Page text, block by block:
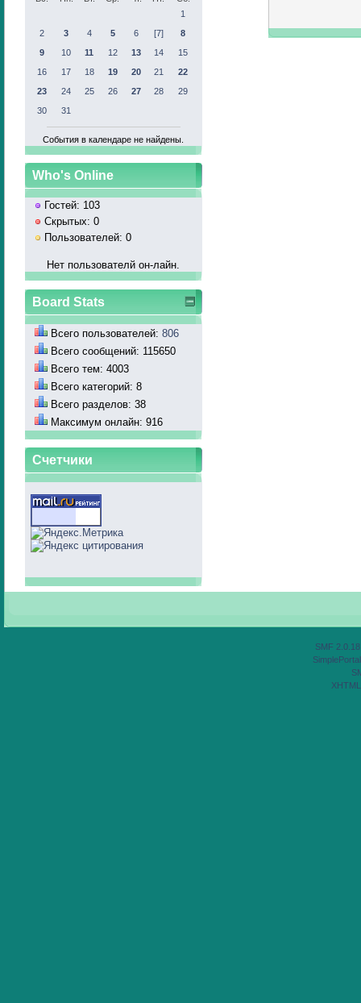
1
2
3 4 5 6 [7]
8
9
10 11 12 13 14
15
16
17 18 19 20 21
22
23
24 25 26 27 28
29
30
31
События в календаре не найдены.
Who's Online
Гостей: 103
Скрытых: 0
Пользователей: 0
Нет пользователй он-лайн.
Board Stats
Всего пользователей: 806
Всего сообщений: 115650
Всего тем: 4003
Всего категорий: 8
Всего разделов: 38
Максимум онлайн: 916
Счетчики
SMF 2.0.18
XHTML